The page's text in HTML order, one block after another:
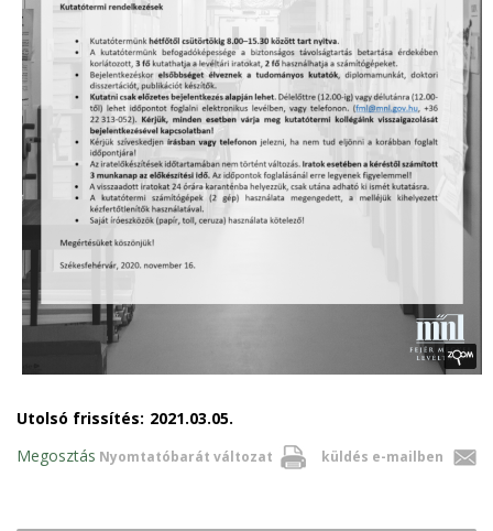
Utolsó frissítés: 2021.03.05.
Nyomtatóbarát változat küldés e-mailben
Megosztás